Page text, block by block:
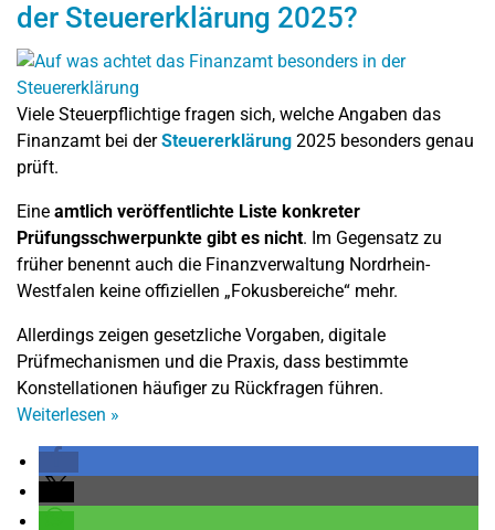
der Steuererklärung 2025?
Viele Steuerpflichtige fragen sich, welche Angaben das
Finanzamt bei derSteuererklärung 2025 besonders genau
prüft.
Eine amtlich veröffentlichte Liste konkreter
Prüfungsschwerpunkte gibt es nicht. Im Gegensatz zu
früher benennt auch die Finanzverwaltung Nordrhein-
Westfalen keine offiziellen „Fokusbereiche“ mehr.
Allerdings zeigen gesetzliche Vorgaben, digitale
Prüfmechanismen und die Praxis, dass bestimmte
Konstellationen häufiger zu Rückfragen führen.
Weiterlesen »